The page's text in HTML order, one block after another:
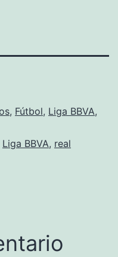
, Fútbol, Liga BBVA,
Liga BBVA, real